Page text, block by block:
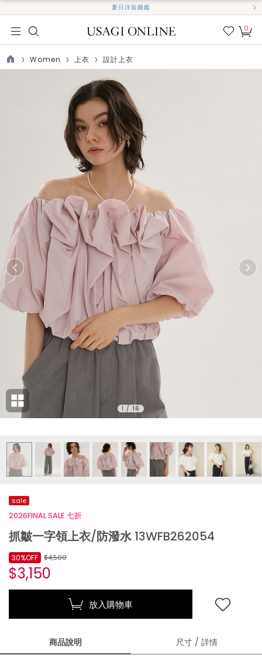
夏日洋裝圖鑑
我的
0
TOP
Women 上衣 設計上衣
1 / 16
sale
2026FINAL SALE 七折
抓皺一字領上衣/防潑水 13WFB262054
$4,500
$3,150
30%OFF
放入購物車
商品說明 尺寸 / 詳情